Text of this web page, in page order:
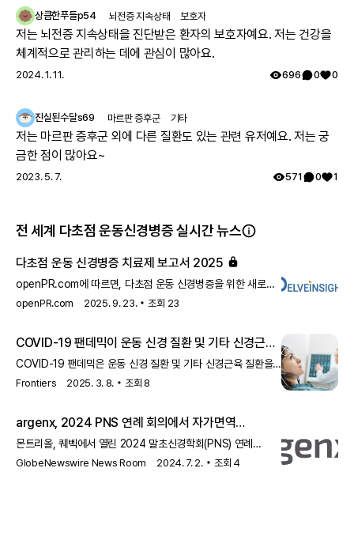
자 모두 최종진단 받았어요. 이 글 작성후 한달뒤, 오늘 서울대 외래
에 가서 말씀드리니 아니라고, 잘못된 검사결과라고 찾고 있는중이
니 기다려보자고 하십니다 ㅠㅠ
상큼한푸들p54 뇌전증 지속상태 보호자
저는 뇌전증 지속상태을 진단받은 환자의 보호자예요. 저는 건강을
체계적으로 관리하는 데에 관심이 많아요.
2024. 1. 11. 696 0 0
진실된수달s69 마르판 증후군 기타
저는 마르판 증후군 외에 다른 질환도 있는 관련 유저예요. 저는 궁
금한 점이 많아요~
2023. 5. 7. 571 0 1
전 세계 다초점 운동신경병증 실시간 뉴스
다초점 운동 신경병증 치료제 보고서 2025
openPR.com에 따르면, 다초점 운동 신경병증을 위한 새로운
치료제 개발이 진행 중이며, 2025년까지의 파이프라인
openPR.com 2025. 9. 23. 조회 23
COVID-19 팬데믹이 운동 신경 질환 및 기타 신경근육
질환 환자에게 미친 영향
COVID-19 팬데믹은 운동 신경 질환 및 기타 신경근육 질환을
앓고 있는 환자들의 정신적, 신체적 웰빙에 영향을 미쳤습니다.
Frontiers 2025. 3. 8. 조회8
argenx, 2024 PNS 연례 회의에서 자가면역
파이프라인 데이터 발표
몬트리올, 퀘벡에서 열린 2024 말초신경학회(PNS) 연례
회의에서 argenx는 자사의 자가면역 파이프라인 데이터를
GlobeNewswire News Room 2024. 7. 2. 조회 4